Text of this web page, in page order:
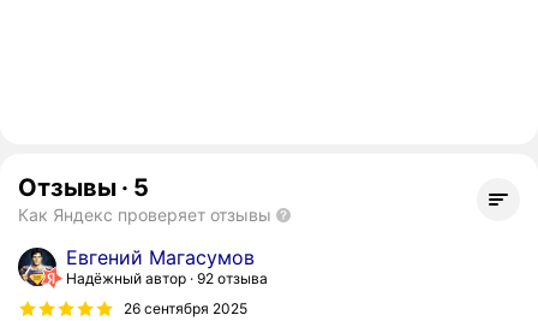
Отзывы · 5
Как Яндекс проверяет отзывы
Евгений Магасумов
Надёжный автор 92 отзыва
26 сентября 2025